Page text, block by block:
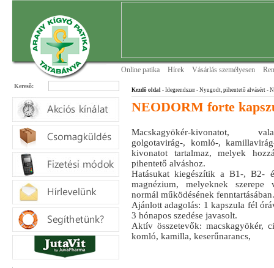
Online patika Hírek Vásárlás személyesen
Keresõ:
Kezdõ oldal - Idegrendszer - Nyugodt, pihentető alvásért -
NEODORM forte
Macskagyökér-kivonatot,
golgotavirág-, komló-,
kivonatot tartalmaz, melyek
pihentető alváshoz.
Hatásukat kiegészítik a B1-, B2-
magnézium, melyeknek szerepe
normál működésének fenntartásában.
Ajánlott adagolás: 1 kapszula fél
3 hónapos szedése javasolt.
Aktív összetevők: macskagyökér,
komló, kamilla, keserűnarancs,